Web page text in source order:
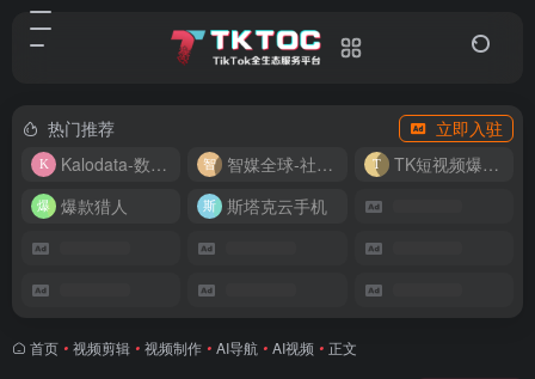
热门推荐
立即入驻
Kalodata-数据分析平台
智媒全球-社媒管理平台
TK短视频爆款复刻
爆款猎人
斯塔克云手机
首页 • 视频剪辑 • 视频制作 • AI导航 • AI视频 • 正文